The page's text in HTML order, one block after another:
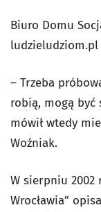
Biuro Domu
ludzieludziom.pl
– Trzeba
robią, mogą być
mówił wtedy
Woźniak.
W sierpniu 2002
Wrocławia”